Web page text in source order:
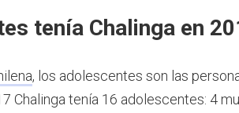
tenía Chalinga en
, los adolescentes son las
Chalinga tenía 16 adolescentes: 4